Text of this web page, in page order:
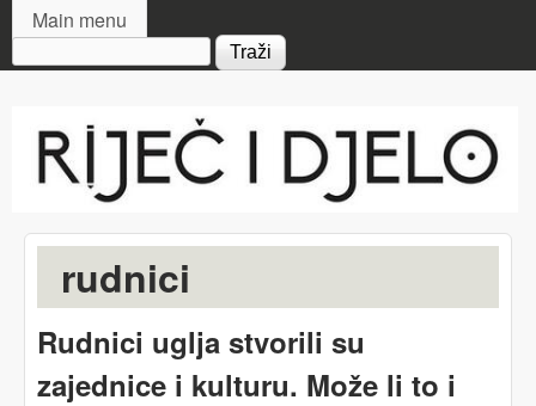
MAIN MENU
Main menu
Search form
i djelo
rudnici
Rudnici uglja stvorili su
zajednice i kulturu. Može li to i